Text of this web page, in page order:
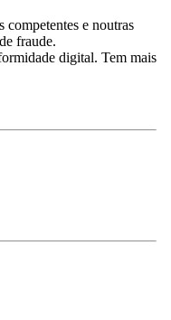
competentes e noutras
fraude.
digital. Tem mais